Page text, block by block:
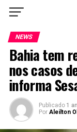
NEWS
Bahia tem
nos casos
informa
Publicado 1
Por Aleilton